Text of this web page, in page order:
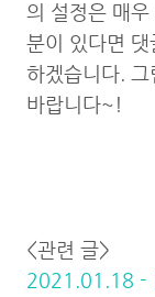
의 설정은 매
분이 있다면
하겠습니다. 그
바랍니다~!
<관련 글>
2021.01.18 -